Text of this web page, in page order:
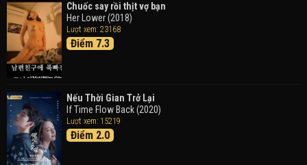
Thám Tử Lừng Danh Conan 26: Tàu Ngầm Sắt Màu
Đen
Detective Conan: Black Iron Submarine (2023)
Trong Tranh
Doraemon the Movie: Nobita's Art World Tales (2025)
Tháng Ngày Tươi Đẹp
Chuốc say rồi thịt vợ bạn
Her Lower (2018)
Lượt xem: 23168
Điểm 7.3
Nếu Thời Gian Trở Lại
If Time Flow Back (2020)
Lượt xem: 15219
Điểm 2.0